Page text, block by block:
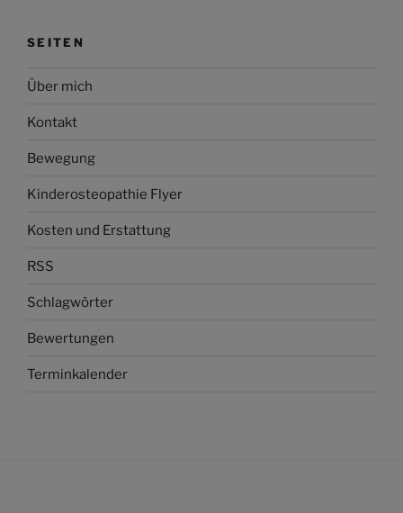
SEITEN
Über mich
Kontakt
Bewegung
Kinderosteopathie Flyer
Kosten und Erstattung
RSS
Schlagwörter
Bewertungen
Terminkalender